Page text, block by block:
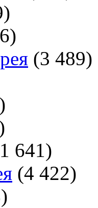
(3 489)
641)
(4 422)